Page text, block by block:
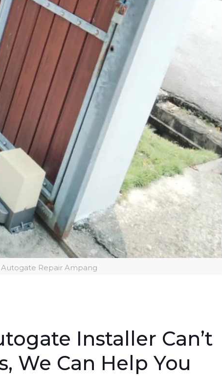
Autogate Repair Ampang
Installer Can’t
We Can Help You